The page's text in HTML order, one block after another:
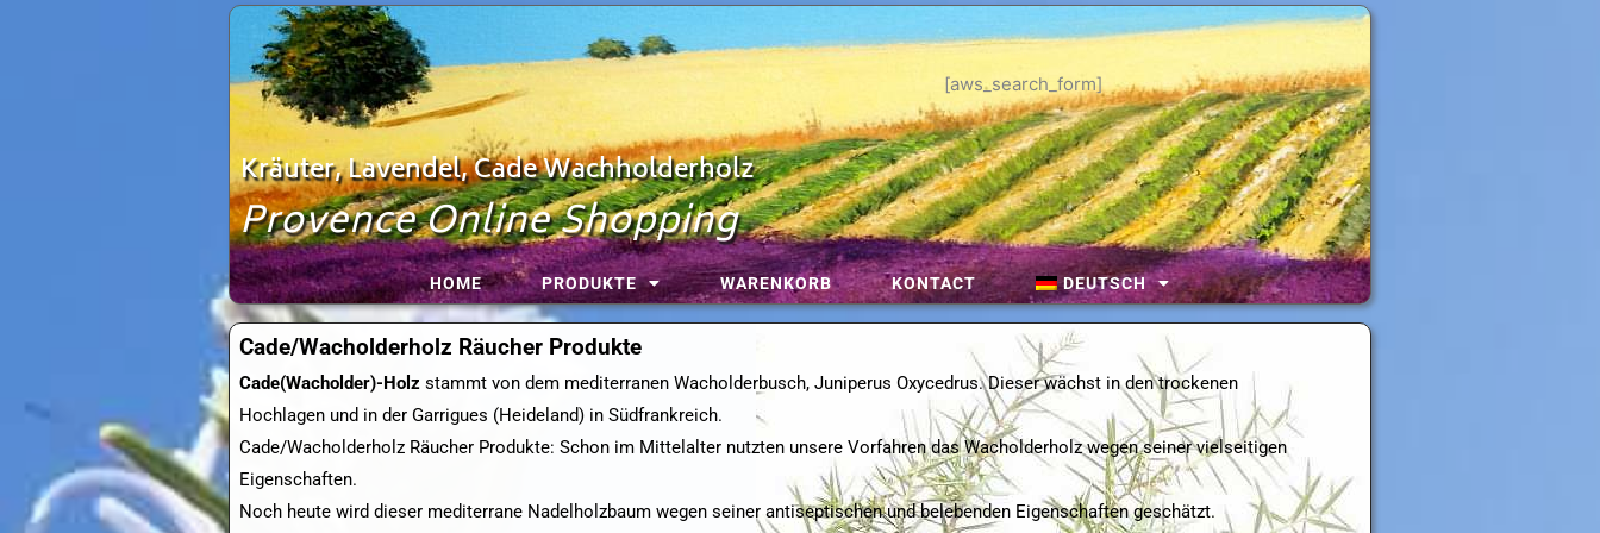
[aws_search_form]
Kräuter, Lavendel, Cade Wachholderholz
Provence Online Shopping
HOME PRODUKTE WARENKORB KONTACT DEUTSCH
Cade/Wacholderholz Räucher Produkte
Cade(Wacholder)-Holz stammt von dem mediterranen Wacholderbusch, Juniperus Oxycedrus. Dieser wächst in den trockenen
Hochlagen und in der Garrigues (Heideland) in Südfrankreich.
Cade/Wacholderholz Räucher Produkte: Schon im Mittelalter nutzten unsere Vorfahren das Wacholderholz wegen seiner vielseitigen
Eigenschaften.
Noch heute wird dieser mediterrane Nadelholzbaum wegen seiner antiseptischen und belebenden Eigenschaften geschätzt.